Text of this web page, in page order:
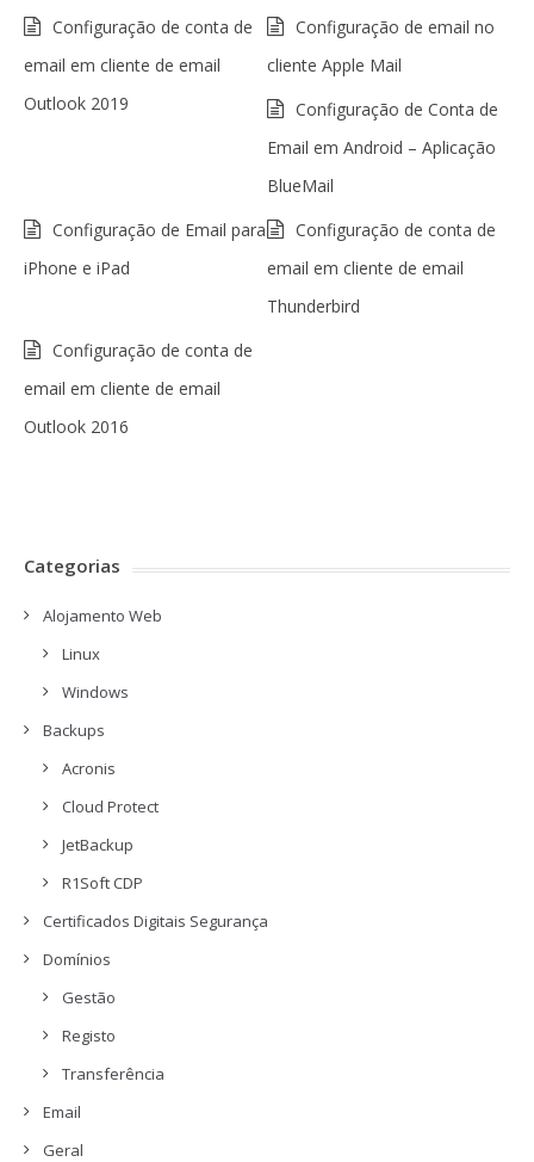
Configuração de conta de
email em cliente de email
Outlook 2019
Configuração de email no
cliente Apple Mail
Configuração de Conta de
Email em Android – Aplicação
BlueMail
Configuração de Email para
iPhone e iPad
Configuração de conta de
email em cliente de email
Thunderbird
Configuração de conta de
email em cliente de email
Outlook 2016
Categorias
Alojamento Web
Linux
Windows
Backups
Acronis
Cloud Protect
JetBackup
R1Soft CDP
Certificados Digitais Segurança
Domínios
Gestão
Registo
Transferência
Email
Geral